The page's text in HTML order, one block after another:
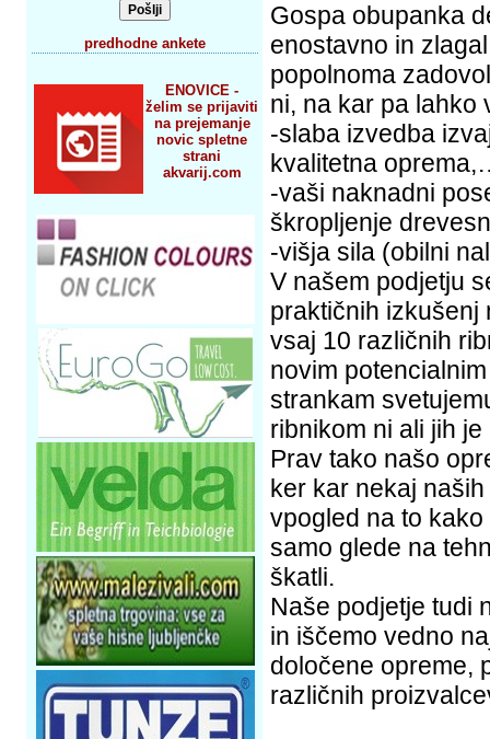
predhodne ankete
ENOVICE -
želim se prijaviti
na prejemanje
novic spletne
strani
akvarij.com
Gospa obupanka
enostavno in
popolnoma
ni, na kar pa lahko
-slaba izvedba
kvalitetna
-vaši naknadni
škropljenje
-višja sila (obilni
V našem podjetju
praktičnih izkušenj
vsaj 10 različnih
novim
strankam
ribnikom ni ali jih
Prav tako našo
ker kar nekaj
vpogled na to
samo glede na
škatli.
Naše podjetje tudi
in iščemo vedno
določene opreme,
različnih